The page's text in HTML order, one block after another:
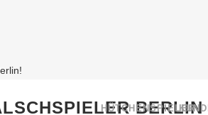
HÜTCHENSPIELER
BERLIN